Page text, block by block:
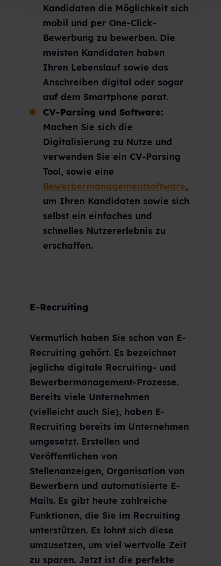
Kandidaten die Möglichkeit sich
mobil und per One-Click-
Bewerbung zu bewerben. Die
meisten Kandidaten haben
Ihren Lebenslauf sowie das
Anschreiben digital oder sogar
auf dem Smartphone parat.
CV-Parsing und Software:
Machen Sie sich die
Digitalisierung zu Nutze und
verwenden Sie ein CV-Parsing
Tool, sowie eine
Bewerbermanagementsoftware,
um Ihren Kandidaten sowie sich
selbst ein einfaches und
schnelles Nutzererlebnis zu
erschaffen.
E-Recruiting
Vermutlich haben Sie schon von E-
Recruiting gehört. Es bezeichnet
jegliche digitale Recruiting- und
Bewerbermanagement-Prozesse.
Bereits viele Unternehmen
(vielleicht auch Sie), haben E-
Recruiting bereits im Unternehmen
umgesetzt. Erstellen und
Veröffentlichen von
Stellenanzeigen, Organisation von
Bewerbern und automatisierte E-
Mails. Es gibt heute zahlreiche
Funktionen, die Sie im Recruiting
unterstützen. Es lohnt sich diese
umzusetzen, um viel wertvolle Zeit
zu sparen. Jetzt ist die perfekte